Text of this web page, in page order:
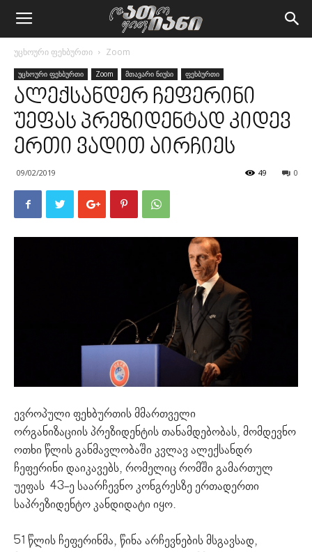
უცხოური ფეხბურთი Zoom
უცხოური ფეხბურთი Zoom მთავარი ნიუსი ფეხბურთი
ალექსანდერ ჩეფერინი
უეფას პრეზიდენტად კიდევ
ერთი ვადით აირჩიეს
09/02/2019 0
49
ევროპული ფეხბურთის მმართველი
ორგანიზაციის პრეზიდენტის თანამდებობას, მომდევნო
ოთხი წლის განმავლობაში კვლავ ალექსანდრ
ჩეფერინი დაიკავებს, რომელიც რომში გამართულ
უეფას 43-ე საარჩევნო კონგრესზე ერთადერთი
საპრეზიდენტო კანდიდატი იყო.
51 წლის ჩეფერინმა, წინა არჩევნების მსგავსად,